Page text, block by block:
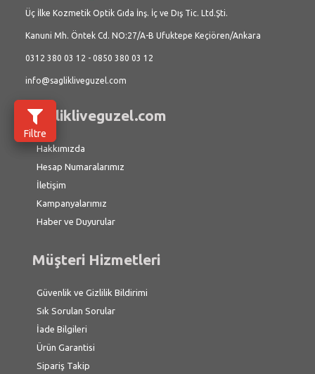
Filtre
Üç İlke Kozmetik Optik Gıda İnş. İç ve Dış Tic. Ltd.Şti.
Kanuni Mh. Öntek Cd. NO:27/A-B Ufuktepe Keçiören/Ankara
0312 380 03 12 - 0850 380 03 12
info@saglikliveguzel.com
saglikliveguzel.com
Hakkımızda
Hesap Numaralarımız
İletişim
Kampanyalarımız
Haber ve Duyurular
Müşteri Hizmetleri
Güvenlik ve Gizlilik Bildirimi
Sık Sorulan Sorular
İade Bilgileri
Ürün Garantisi
Sipariş Takip